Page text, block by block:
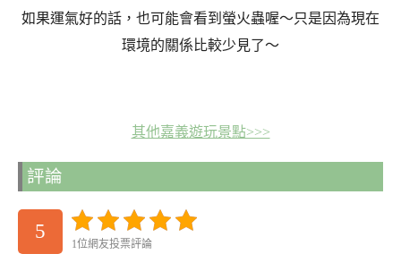
如果運氣好的話，也可能會看到螢火蟲喔～只是因為現在
環境的關係比較少見了～
其他嘉義遊玩景點>>>
評論
5
1位網友投票評論